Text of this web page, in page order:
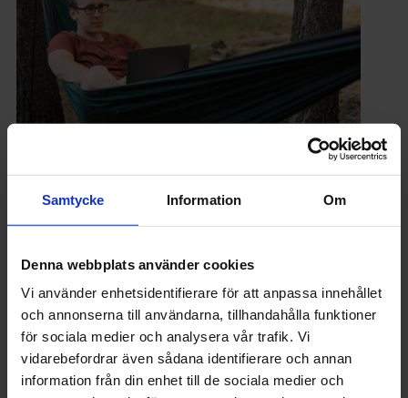
Samtycke Information Om
Denna webbplats använder cookies
Vi använder enhetsidentifierare för att anpassa innehållet
och annonserna till användarna, tillhandahålla funktioner
för sociala medier och analysera vår trafik. Vi
vidarebefordrar även sådana identifierare och annan
information från din enhet till de sociala medier och
semestern